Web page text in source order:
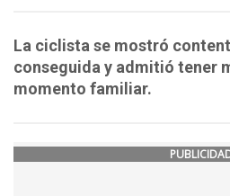
La ciclista se mostró
conseguida y admitió tener
momento familiar.